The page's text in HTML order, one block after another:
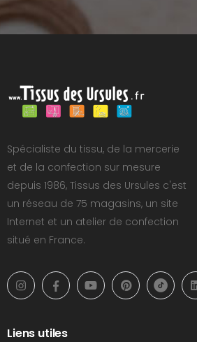
Spécialiste du tissu, de la mercerie
et de la confection sur mesure
depuis 1986, Tissus des Ursules c'est
un réseau de 75 magasins, un site
Internet et un atelier de confection
situé en France.
Liens utiles